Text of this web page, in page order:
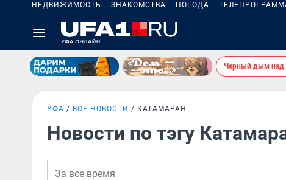
НЕДВИЖИМОСТЬ ЗНАКОМСТВА ПОГОДА
Черный дым над
УФА ВСЕ НОВОСТИ КАТАМАРАН
Новости по тэгу